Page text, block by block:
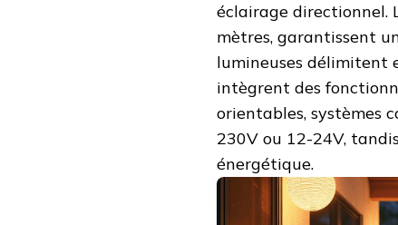
éclairage directionnel.
mètres, garantissent
lumineuses délimitent
intègrent des
orientables, systèmes
230V ou 12-24V,
énergétique.